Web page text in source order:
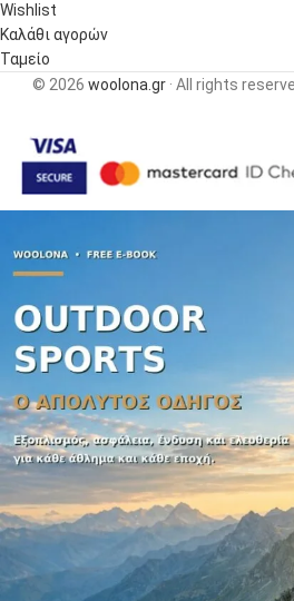
Wishlist
Καλάθι αγορών
Ταμείο
© 2026 woolona.gr· All rights